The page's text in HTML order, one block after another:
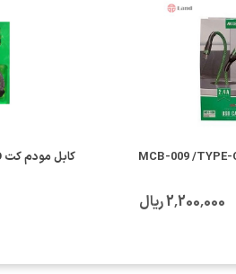
2٬200٬000 ریال
کابل مودم کت MCB-009 /MICRO